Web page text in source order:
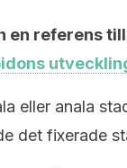
en referens
eller anala
det fixerade